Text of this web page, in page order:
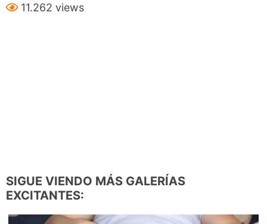
11.262 views
SIGUE VIENDO MÁS GALERÍAS
EXCITANTES: